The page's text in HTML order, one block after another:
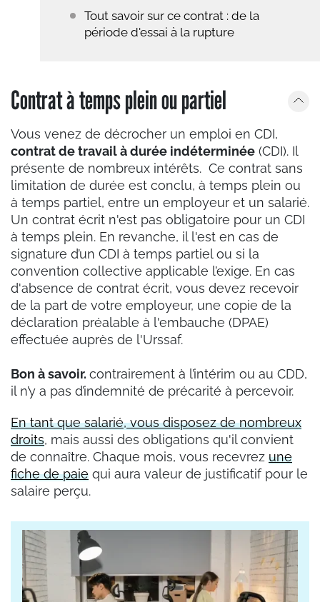
Tout savoir sur ce contrat : de la
période d'essai à la rupture
Contrat à temps plein ou partiel
Vous venez de décrocher un emploi en CDI,
contrat de travail à durée indéterminée (CDI). Il
présente de nombreux intérêts. Ce contrat sans
limitation de durée est conclu, à temps plein ou
à temps partiel, entre un employeur et un salarié.
Un contrat écrit n'est pas obligatoire pour un CDI
à temps plein. En revanche, il l'est en cas de
signature d’un CDI à temps partiel ou si la
convention collective applicable l’exige. En cas
d'absence de contrat écrit, vous devez recevoir
de la part de votre employeur, une copie de la
déclaration préalable à l'embauche (DPAE)
effectuée auprès de l'Urssaf.
Bon à savoir. contrairement à l’intérim ou au CDD,
il n’y a pas d’indemnité de précarité à percevoir.
En tant que salarié, vous disposez de nombreux
droits, mais aussi des obligations qu'il convient
de connaître. Chaque mois, vous recevrez une
fiche de paie qui aura valeur de justificatif pour le
salaire perçu.